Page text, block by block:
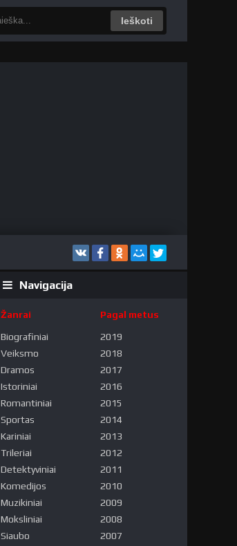
Ieškoti
Navigacija
Žanrai
Biografiniai
Veiksmo
Dramos
Istoriniai
Romantiniai
Sportas
Kariniai
Trileriai
Detektyviniai
Komedijos
Muzikiniai
Moksliniai
Siaubo
Pagal metus
2019
2018
2017
2016
2015
2014
2013
2012
2011
2010
2009
2008
2007